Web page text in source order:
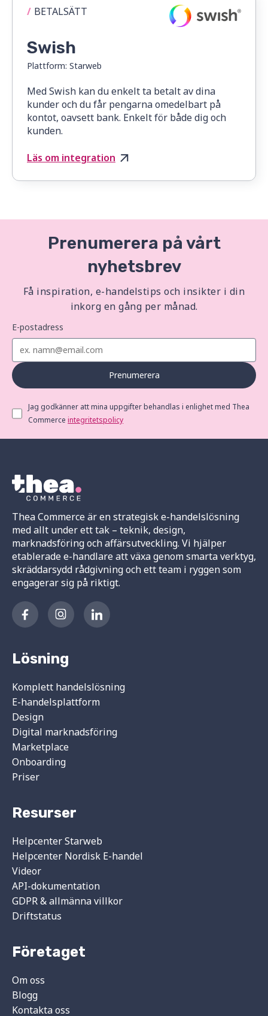
/ BETALSÄTT
Swish
Plattform: Starweb
Med Swish kan du enkelt ta betalt av dina
kunder och du får pengarna omedelbart på
kontot, oavsett bank. Enkelt för både dig och
kunden.
Läs om integration
Prenumerera på vårt
nyhetsbrev
Få inspiration, e-handelstips och insikter i din
inkorg en gång per månad.
E-postadress
Prenumerera
Jag godkänner att mina uppgifter behandlas i enlighet med Thea
Commerceintegritetspolicy
Thea Commerce är en strategisk e-handelslösning
med allt under ett tak – teknik, design,
marknadsföring och affärsutveckling. Vi hjälper
etablerade e-handlare att växa genom smarta verktyg,
skräddarsydd rådgivning och ett team i ryggen som
engagerar sig på riktigt.
Lösning
Komplett handelslösning
E-handelsplattform
Design
Digital marknadsföring
Marketplace
Onboarding
Priser
Resurser
Helpcenter Starweb
Helpcenter Nordisk E-handel
Videor
API-dokumentation
GDPR & allmänna villkor
Driftstatus
Företaget
Om oss
Blogg
Kontakta oss